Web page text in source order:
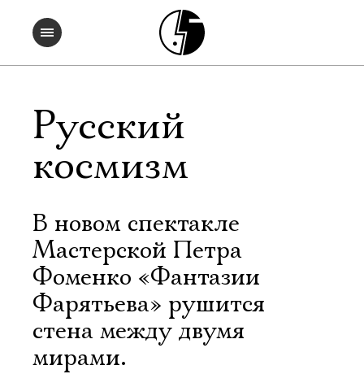
Русский
космизм
В новом спектакле
Мастерской Петра
Фоменко «Фантазии
Фарятьева» рушится
стена между двумя
мирами.